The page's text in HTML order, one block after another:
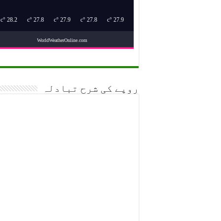
28.2
°c 27.8
°c 27.9
°c 27.8
°c 27.9
°c
WorldWeatherOnline.com
روپے کی شرح تبادلہ